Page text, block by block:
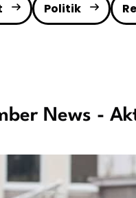
Politik
News -